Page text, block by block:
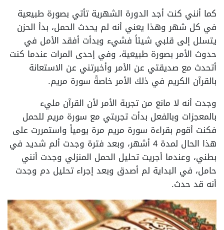
كما أنني كنت أجد الدورة الشهرية تأتي بصورة طبيعية
في كل شهر وهذا يعني أنه لم يحدث الحمل، بدأ الحزن
يتسلل إلى قلبي شيئاً فشيء وبدأت أفقد الأمل في
حدوث الأمر بصورة طبيعية، وفي إحدى المرات عندما كنت
أتحدث مع صديقتي عن الأمر وأخبرتني عن الاستعانة
بالقرآن الكريم في ذلك الأمر خاصةً سورة مريم.
وجدت أنه لا مانع من تجربة الأمر لأن القرآن مليء
بالمعجزات وبالفعل بدأت تجربتي مع سورة مريم للحمل
فكنت أقوم بقراءة سورة مريم مرة يومياً واستمررت على
هذا الحال لمدة 4 أشهر، وبعد فترة وجدت ألم شديد في
بطني، وعندما أجريت تحليل الحمل المنزلي وجدت أنني
حامل، في البداية لم أصدق وبعد إجراء تحليل دم وجدت
أنه قد حدث.